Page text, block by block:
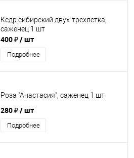
Кедр сибирский двух-трехлетка,
саженец 1 шт
400 ₽/ шт
Подробнее
Роза "Анастасия", саженец 1 шт
280 ₽/ шт
Подробнее